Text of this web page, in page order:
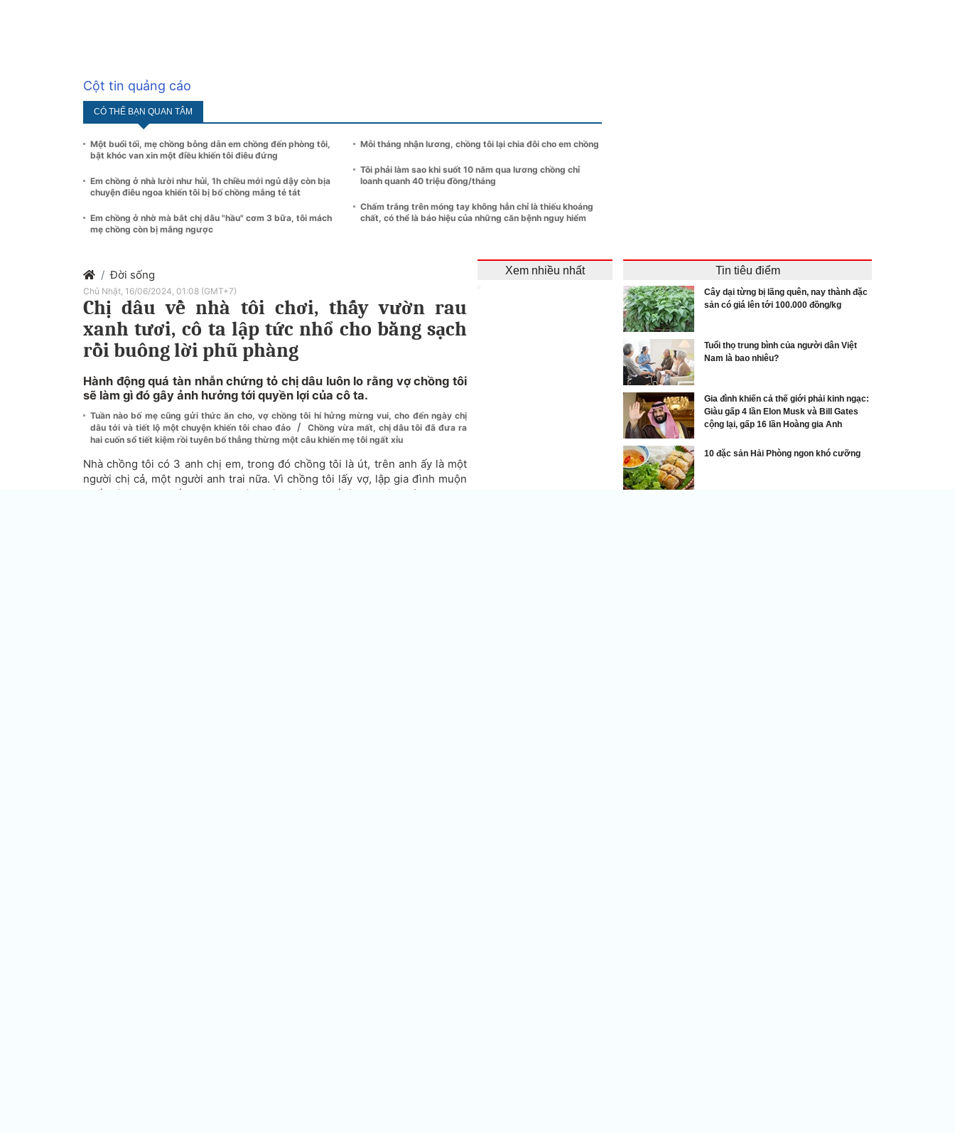
Cột tin quảng cáo
CÓ THỂ BẠN QUAN TÂM
Một buổi tối, mẹ chồng bỗng dẫn em chồng đến phòng tôi,
bật khóc van xin một điều khiến tôi điêu đứng
Em chồng ở nhà lười như hủi, 1h chiều mới ngủ dậy còn bịa
chuyện điêu ngoa khiến tôi bị bố chồng mắng té tát
Em chồng ở nhờ mà bắt chị dâu "hầu" cơm 3 bữa, tôi mách
mẹ chồng còn bị mắng ngược
Mỗi tháng nhận lương, chồng tôi lại chia đôi cho em chồng
Tôi phải làm sao khi suốt 10 năm qua lương chồng chỉ
loanh quanh 40 triệu đồng/tháng
Chấm trắng trên móng tay không hẳn chỉ là thiếu khoáng
chất, có thể là báo hiệu của những căn bệnh nguy hiểm
Đời sống
Chủ Nhật, 16/06/2024, 01:08 (GMT+7)
Chị dâu về nhà tôi chơi, thấy vườn rau
xanh tươi, cô ta lập tức nhổ cho bằng sạch
rồi buông lời phũ phàng
Hành động quá tàn nhẫn chứng tỏ chị dâu luôn lo rằng vợ chồng tôi
sẽ làm gì đó gây ảnh hưởng tới quyền lợi của cô ta.
Tuần nào bố mẹ cũng gửi thức ăn cho, vợ chồng tôi hí hửng mừng vui, cho đến ngày chị
dâu tới và tiết lộ một chuyện khiến tôi chao đảo
/
Chồng vừa mất, chị dâu tôi đã đưa ra
hai cuốn sổ tiết kiệm rồi tuyên bố thẳng thừng một câu khiến mẹ tôi ngất xỉu
Nhà chồng tôi có 3 anh chị em, trong đó chồng tôi là út, trên anh ấy là một
người chị cả, một người anh trai nữa. Vì chồng tôi lấy vợ, lập gia đình muộn
nhất nên anh quyết định sẽ không lên thành phố lập nghiệp mà lựa chọn
Xem nhiều nhất Tin tiêu điểm
Cây dại từng bị lãng quên, nay thành đặc
sản có giá lên tới 100.000 đồng/kg
Tuổi thọ trung bình của người dân Việt
Nam là bao nhiêu?
Gia đình khiến cả thế giới phải kinh ngạc:
Giàu gấp 4 lần Elon Musk và Bill Gates
cộng lại, gấp 16 lần Hoàng gia Anh
10 đặc sản Hải Phòng ngon khó cưỡng